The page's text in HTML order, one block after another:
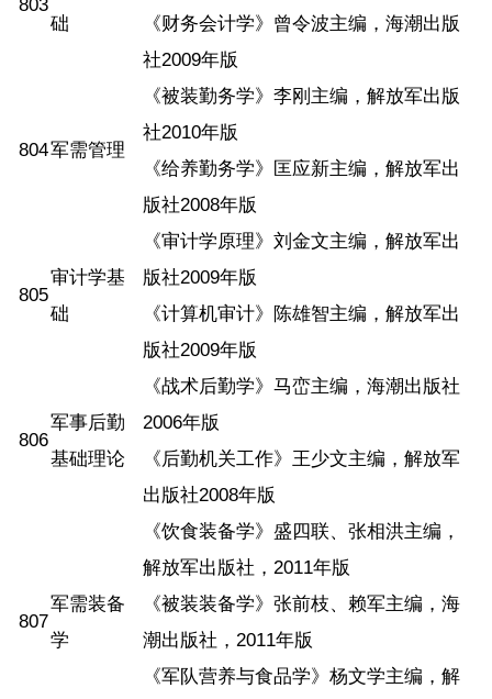
803
础
《财务会计学》曾令波主编，海潮出版
社2009年版
804军需管理
《被装勤务学》李刚主编，解放军出版
社2010年版
《给养勤务学》匡应新主编，解放军出
版社2008年版
805
审计学基
础
《审计学原理》刘金文主编，解放军出
版社2009年版
《计算机审计》陈雄智主编，解放军出
版社2009年版
806
军事后勤
基础理论
《战术后勤学》马峦主编，海潮出版社
2006年版
《后勤机关工作》王少文主编，解放军
出版社2008年版
807
军需装备
学
《饮食装备学》盛四联、张相洪主编，
解放军出版社，2011年版
《被装装备学》张前枝、赖军主编，海
潮出版社，2011年版
《军队营养与食品学》杨文学主编，解